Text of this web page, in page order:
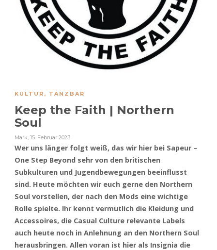
KULTUR , TANZBAR
Keep the Faith | Northern
Soul
Mark, 15. Februar 2023
Wer uns länger folgt weiß, das wir hier bei Sapeur –
One Step Beyond sehr von den britischen
Subkulturen und Jugendbewegungen beeinflusst
sind. Heute möchten wir euch gerne den Northern
Soul vorstellen, der nach den Mods eine wichtige
Rolle spielte. Ihr kennt vermutlich die Kleidung und
Accessoires, die Casual Culture relevante Labels
auch heute noch in Anlehnung an den Northern Soul
herausbringen. Allen voran ist hier als Insignia die